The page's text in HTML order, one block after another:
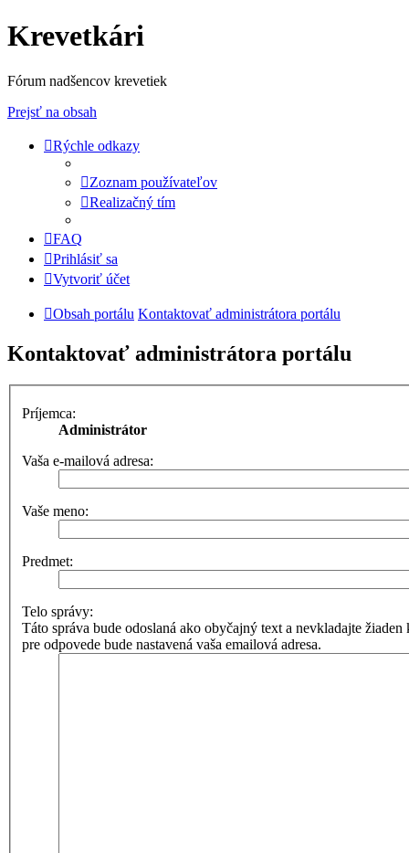
Krevetkári
Fórum nadšencov krevetiek
Prejsť na obsah
Rýchle odkazy
Zoznam používateľov
Realizačný tím
FAQ
Prihlásiť sa
Vytvoriť účet
Obsah portálu Kontaktovať administrátora portálu
Kontaktovať administrátora portálu
Príjemca:
Administrátor
Vaša e-mailová adresa:
Vaše meno:
Predmet:
Telo správy:
Táto správa bude odoslaná ako obyčajný text a nevkladajte
pre odpovede bude nastavená vaša emailová adresa.